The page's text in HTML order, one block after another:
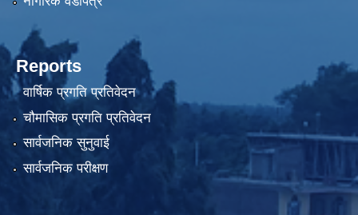
Reports
वार्षिक प्रगति प्रतिवेदन
चौमासिक प्रगति प्रतिवेदन
सार्वजनिक सुनुवाई
सार्वजनिक परीक्षण